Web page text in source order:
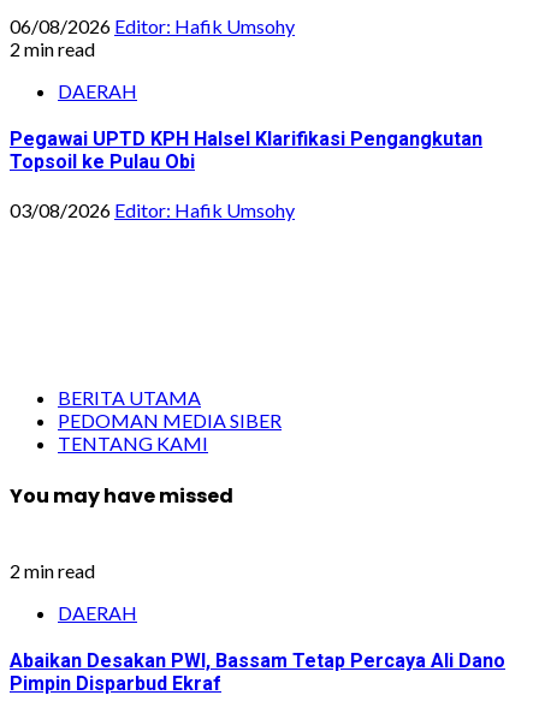
06/08/2026 Editor: Hafik Umsohy
2 min read
DAERAH
Pegawai UPTD KPH Halsel Klarifikasi Pengangkutan
Topsoil ke Pulau Obi
03/08/2026 Editor: Hafik Umsohy
BERITA UTAMA
PEDOMAN MEDIA SIBER
TENTANG KAMI
You may have missed
2 min read
DAERAH
Abaikan Desakan PWI, Bassam Tetap Percaya Ali Dano
Pimpin Disparbud Ekraf